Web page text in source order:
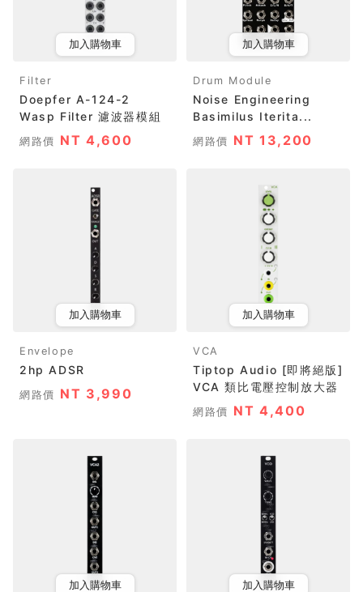
加入購物車
Filter
Doepfer A-124-2
Wasp Filter 濾波器模組
網路價 NT 4,600
加入購物車
Drum Module
Noise Engineering
Basimilus Iterita...
網路價 NT 13,200
加入購物車
Envelope
2hp ADSR
網路價 NT 3,990
加入購物車
VCA
Tiptop Audio [即將絕版]
VCA 類比電壓控制放大器
網路價 NT 4,400
加入購物車 加入購物車